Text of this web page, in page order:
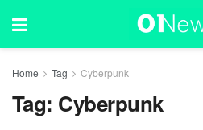
Home Tag Cyberpunk
Tag: Cyberpunk